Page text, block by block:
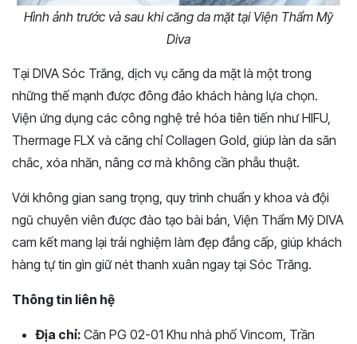
Hình ảnh trước và sau khi căng da mặt tại Viện Thẩm Mỹ
Diva
Tại DIVA Sóc Trăng, dịch vụ căng da mặt là một trong
những thế mạnh được đông đảo khách hàng lựa chọn.
Viện ứng dụng các công nghệ trẻ hóa tiên tiến như HIFU,
Thermage FLX và căng chỉ Collagen Gold, giúp làn da săn
chắc, xóa nhăn, nâng cơ mà không cần phẫu thuật.
Với không gian sang trọng, quy trình chuẩn y khoa và đội
ngũ chuyên viên được đào tạo bài bản, Viện Thẩm Mỹ DIVA
cam kết mang lại trải nghiệm làm đẹp đẳng cấp, giúp khách
hàng tự tin gìn giữ nét thanh xuân ngay tại Sóc Trăng.
Thông tin liên hệ
Địa chỉ: Căn PG 02-01 Khu nhà phố Vincom, Trần